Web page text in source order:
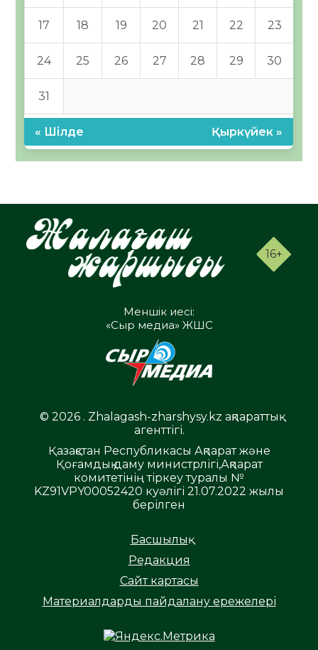
17 18 19 20 21 22 23
24 25 26 27 28 29 30
31
« Шілде Қыркүйек »
16+
Меншік иесі:
«Сыр медиа» ЖШС
© 2026 . Zhalagash-zharshysy.kz ақпараттық
агенттігі.
Қазақстан Республикасы Ақпарат және
Қоғамдық даму министрлігі,Ақпарат
комитетінің тіркеу туралы №
KZ91VPY00052420 куәлігі 21.07.2022 жылы
берілген
Басшылық
Редакция
Сайт картасы
Материалдарды пайдалану ережелері